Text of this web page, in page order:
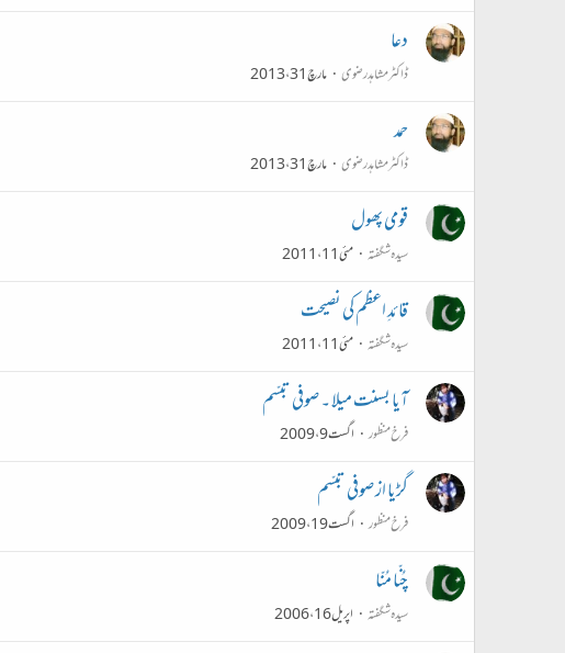
دعا
ڈاکٹر مشاہد رضوی مارچ 31، 2013
حمد
ڈاکٹر مشاہد رضوی مارچ 31، 2013
قومی پھول
سیدہ شگفتہ مئی 11، 2011
قائدِ اعظم کی نصیحت
سیدہ شگفتہ مئی 11، 2011
آیا بسنت میلا ۔ صوفی تبسّم
فرخ منظور اگست 9، 2009
گڑیا از صوفی تبسّم
فرخ منظور اگست 19، 2009
چُنّا مُنّا
سیدہ شگفتہ اپریل 16، 2006